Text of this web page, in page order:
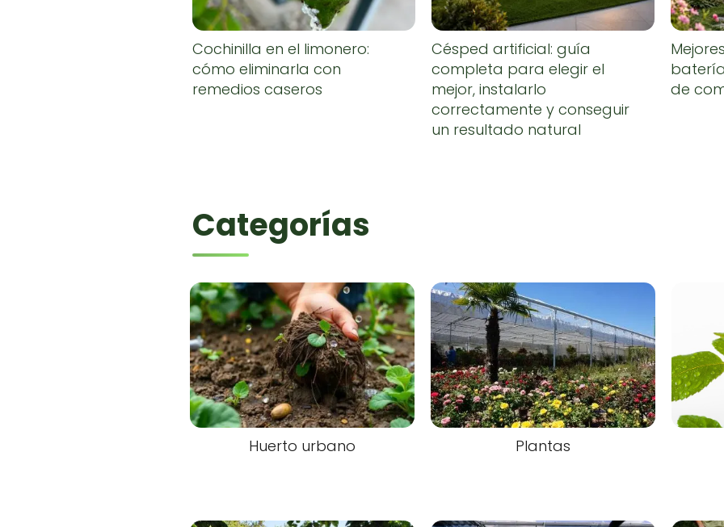
Cochinilla en el limonero:
cómo eliminarla con
remedios caseros
Césped artificial: guía
completa para elegir el
mejor, instalarlo
correctamente y conseguir
un resultado natural
de
Categorías
Huerto urbano Plantas